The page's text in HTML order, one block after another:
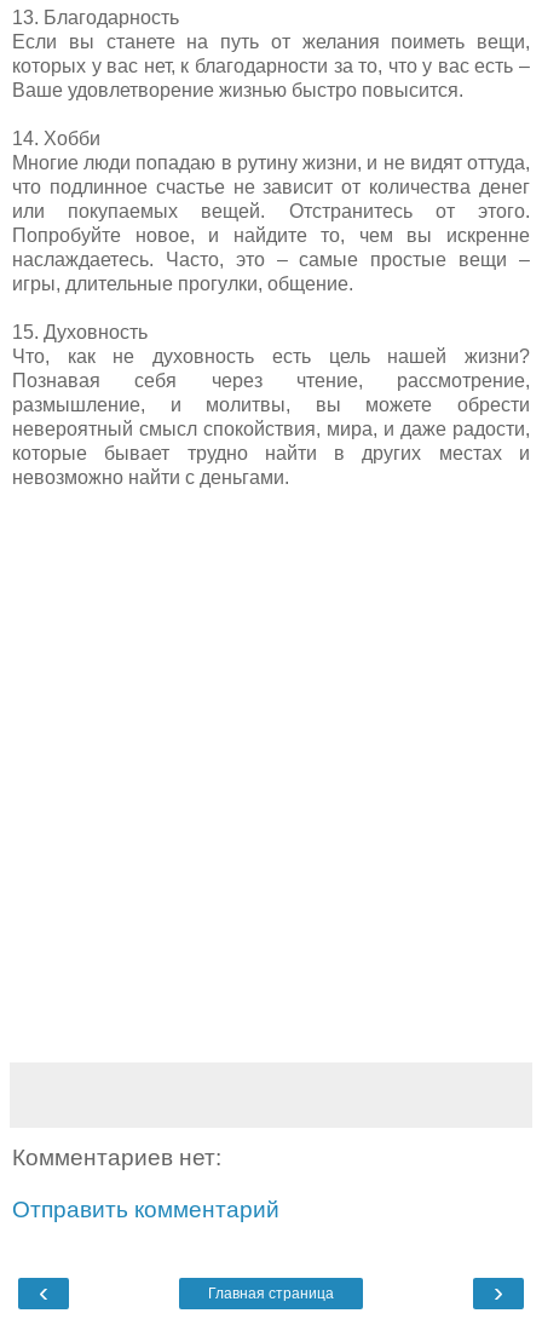
13. Благодарность
Если вы станете на путь от желания поиметь вещи,
которых у вас нет, к благодарности за то, что у вас есть –
Ваше удовлетворение жизнью быстро повысится.
14. Хобби
Многие люди попадаю в рутину жизни, и не видят оттуда,
что подлинное счастье не зависит от количества денег
или покупаемых вещей. Отстранитесь от этого.
Попробуйте новое, и найдите то, чем вы искренне
наслаждаетесь. Часто, это – самые простые вещи –
игры, длительные прогулки, общение.
15. Духовность
Что, как не духовность есть цель нашей жизни?
Познавая себя через чтение, рассмотрение,
размышление, и молитвы, вы можете обрести
невероятный смысл спокойствия, мира, и даже радости,
которые бывает трудно найти в других местах и
невозможно найти с деньгами.
Комментариев нет:
Отправить комментарий
‹ ›
Главная страница